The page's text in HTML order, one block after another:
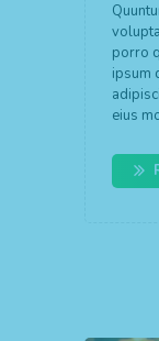
porro
ipsum
eius